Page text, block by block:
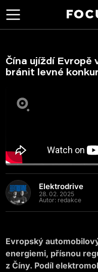
Čína ujíždí Evropě
bránit levné
Elektrodrive
28. 02. 2025
Autor: redakce
Evropský
energiemi, přísnou
z Číny. Podíl